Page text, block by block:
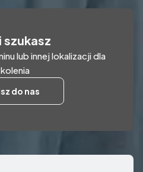
szukasz
lub innej lokalizacji dla
do nas